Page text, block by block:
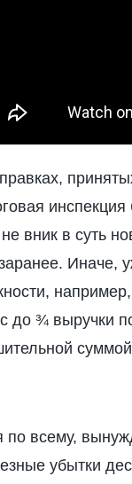
вник в суть
Иначе,
до ¾ выручки
по всему,
убытки